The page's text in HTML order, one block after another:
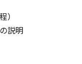
）
説明